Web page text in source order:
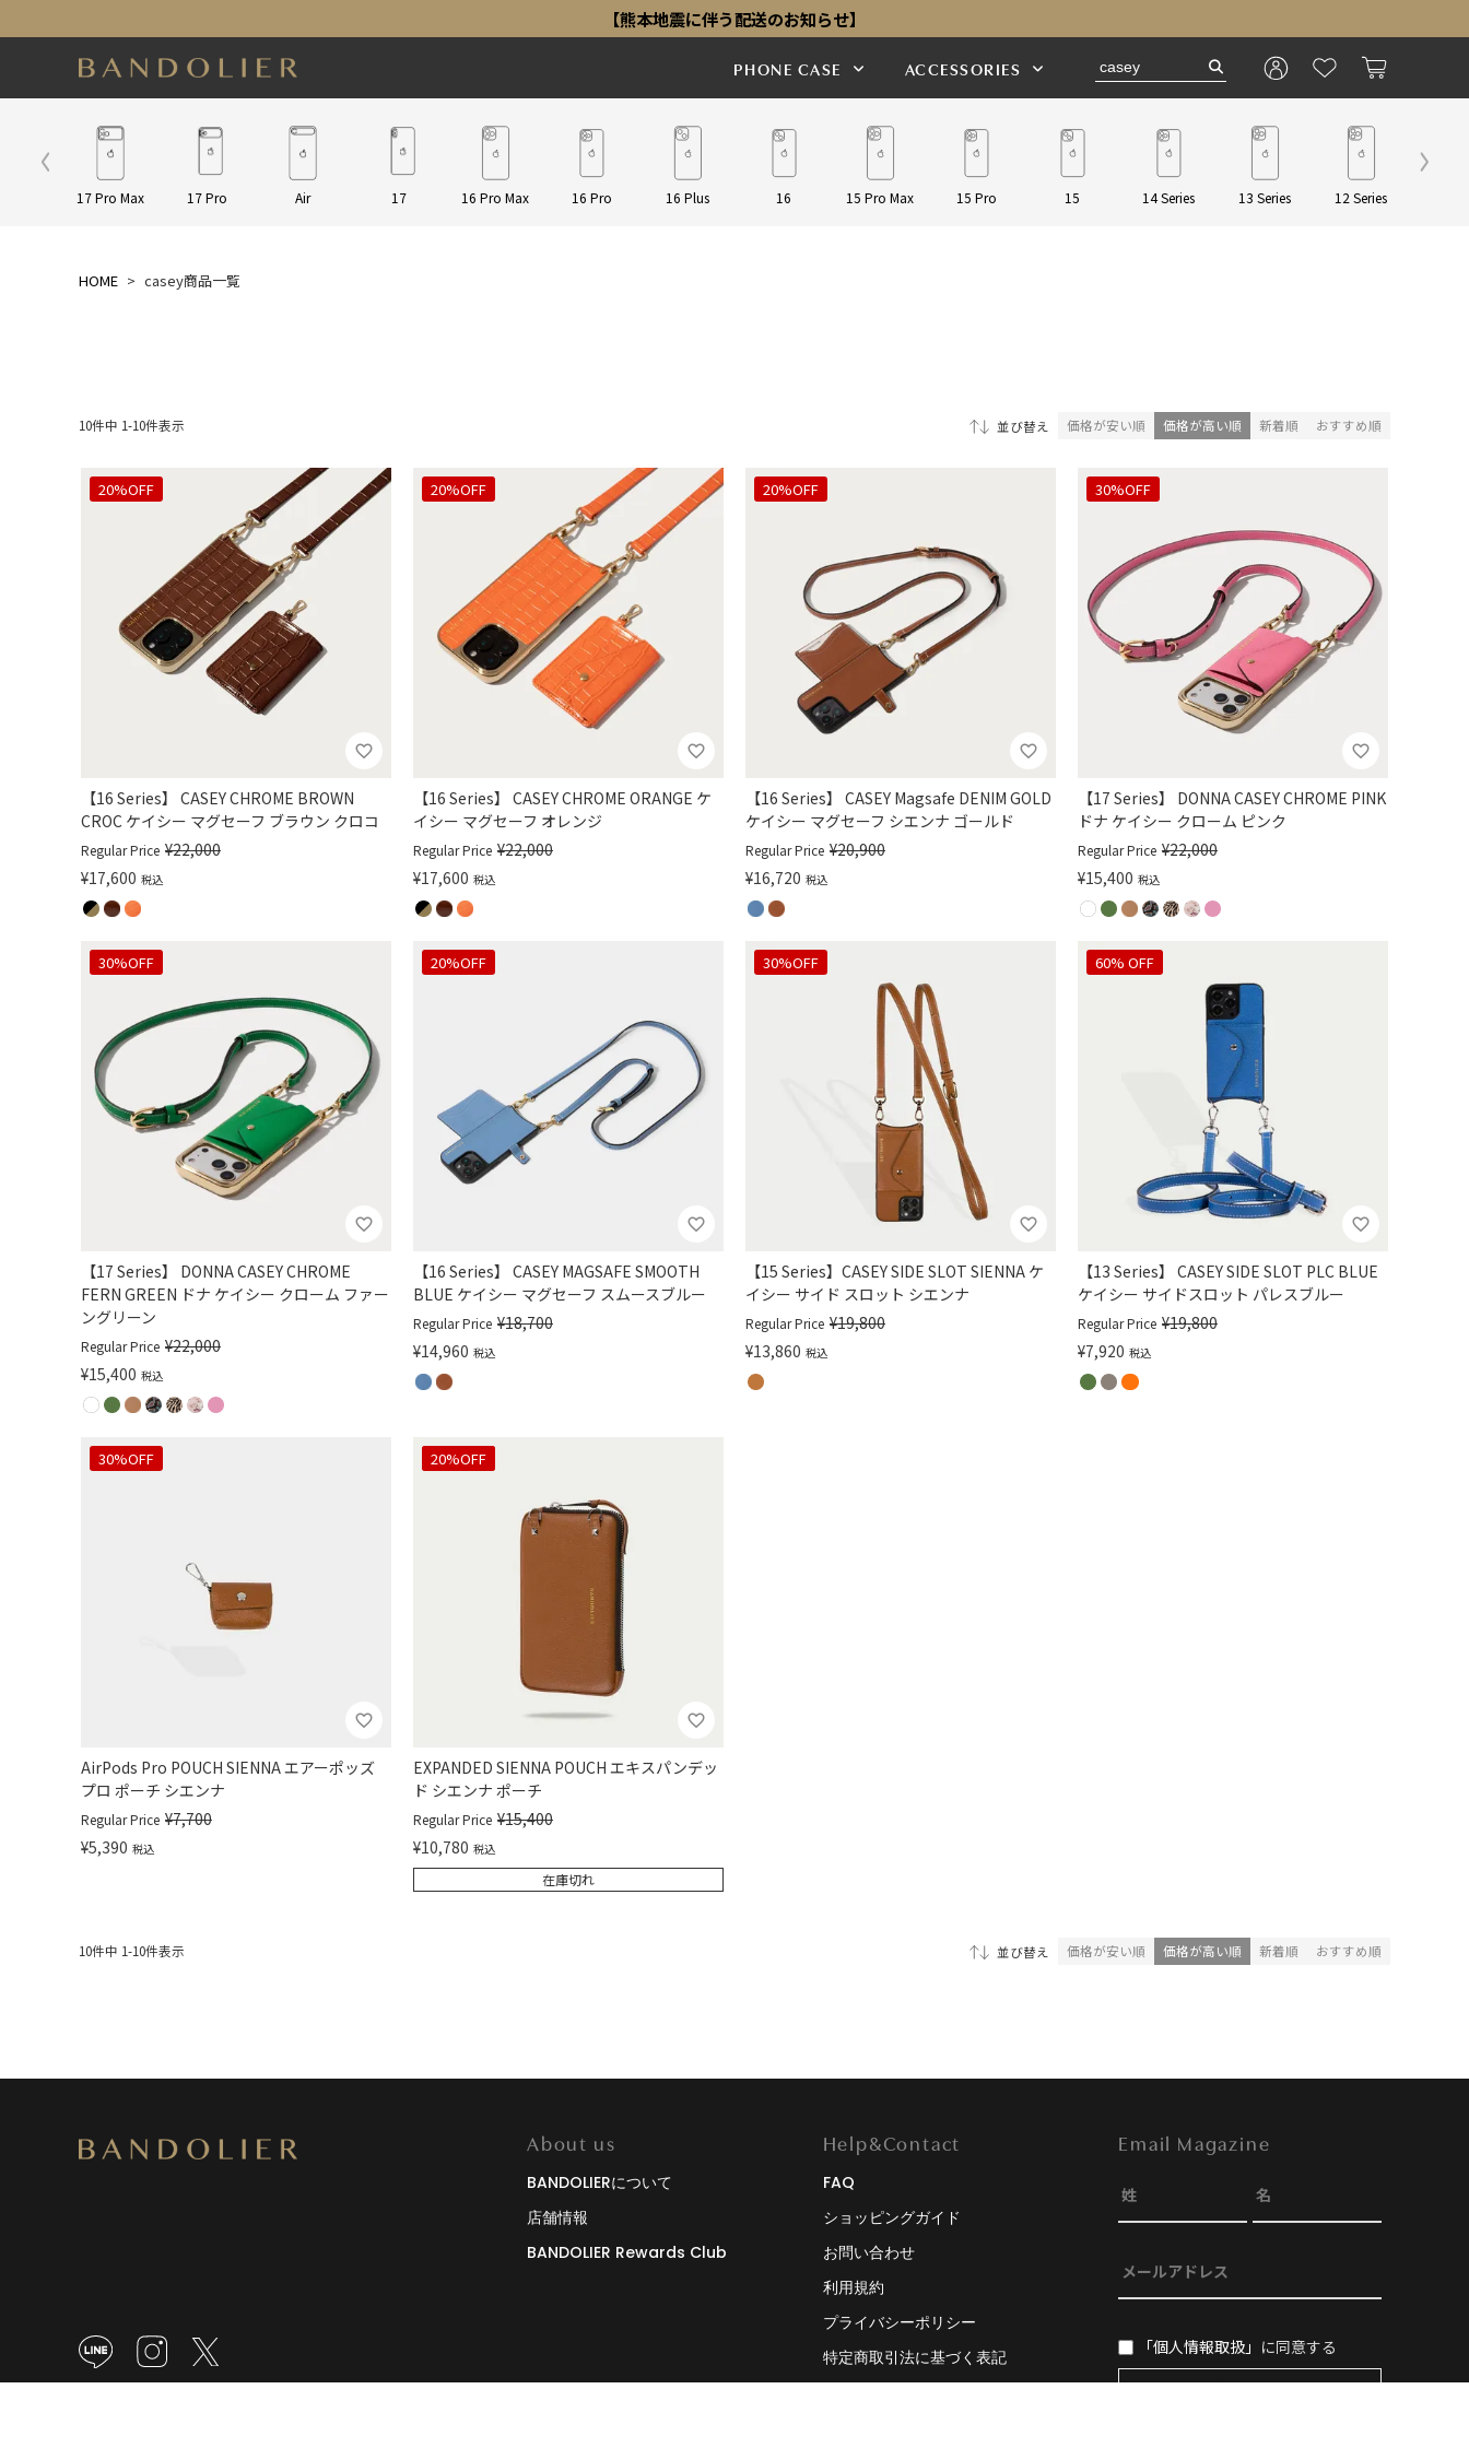
【熊本地震に伴う配送のお知らせ】
PHONE CASE ACCESSORIES
17 Pro Max 17 Pro Air 17 16 Pro Max 16 Pro 16 Plus 16 15 Pro Max 15 Pro 15 14 Series 13 Series 12 Series
HOME casey商品一覧
並び替え 価格が安い順 価格が高い順 新着順 おすすめ順
10件中 1-10件表示
【16 Series】 CASEY CHROME BROWN
CROC ケイシー マグセーフ ブラウン クロコ
20%OFF
Regular Price ¥22,000
¥17,600 税込
【16 Series】 CASEY CHROME ORANGE ケ
イシー マグセーフ オレンジ
20%OFF
Regular Price ¥22,000
¥17,600 税込
【16 Series】 CASEY Magsafe DENIM GOLD
ケイシー マグセーフ シエンナ ゴールド
20%OFF
Regular Price ¥20,900
¥16,720 税込
【17 Series】 DONNA CASEY CHROME PINK
ドナ ケイシー クローム ピンク
30%OFF
Regular Price ¥22,000
¥15,400 税込
【17 Series】 DONNA CASEY CHROME
FERN GREEN ドナ ケイシー クローム ファー
ングリーン
30%OFF
Regular Price ¥22,000
¥15,400 税込
【16 Series】 CASEY MAGSAFE SMOOTH
BLUE ケイシー マグセーフ スムースブルー
20%OFF
Regular Price ¥18,700
¥14,960 税込
【15 Series】CASEY SIDE SLOT SIENNA ケ
イシー サイド スロット シエンナ
30%OFF
Regular Price ¥19,800
¥13,860 税込
【13 Series】 CASEY SIDE SLOT PLC BLUE
ケイシー サイドスロット パレスブルー
60% OFF
Regular Price ¥19,800
¥7,920 税込
AirPods Pro POUCH SIENNA エアーポッズ
プロ ポーチ シエンナ
30%OFF
Regular Price ¥7,700
¥5,390 税込
EXPANDED SIENNA POUCH エキスパンデッ
ド シエンナ ポーチ
30%OFF
20%OFF
Regular Price ¥15,400
¥10,780 税込
在庫切れ
並び替え 価格が安い順 価格が高い順 新着順 おすすめ順
10件中 1-10件表示
About us
BANDOLIERについて
店舗情報
BANDOLIER Rewards Club
Help&Contact
FAQ
ショッピングガイド
お問い合わせ
利用規約
プライバシーポリシー
特定商取引法に基づく表記
Email Magazine
「個人情報取扱」 に同意する